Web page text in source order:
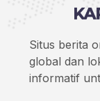
Situs berita
global dan
informatif